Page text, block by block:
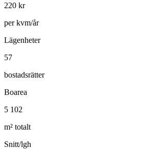
220 kr
per kvm/år
Lägenheter
57
bostadsrätter
Boarea
5 102
m² totalt
Snitt/lgh